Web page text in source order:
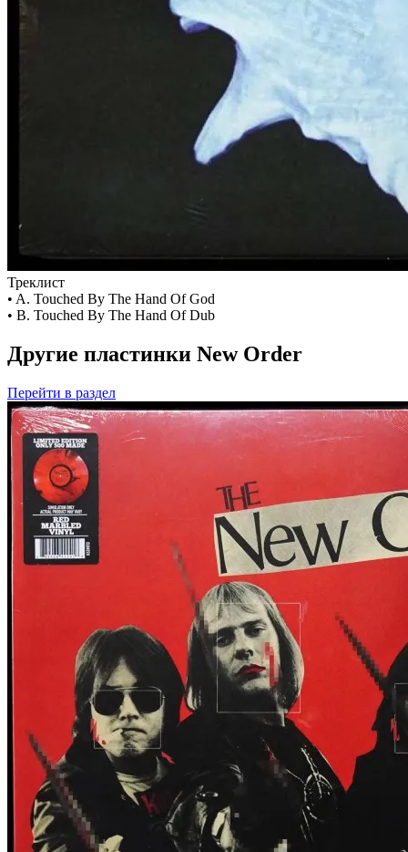
Треклист
• A. Touched By The Hand Of God
• B. Touched By The Hand Of Dub
Другие пластинки New Order
Перейти в раздел